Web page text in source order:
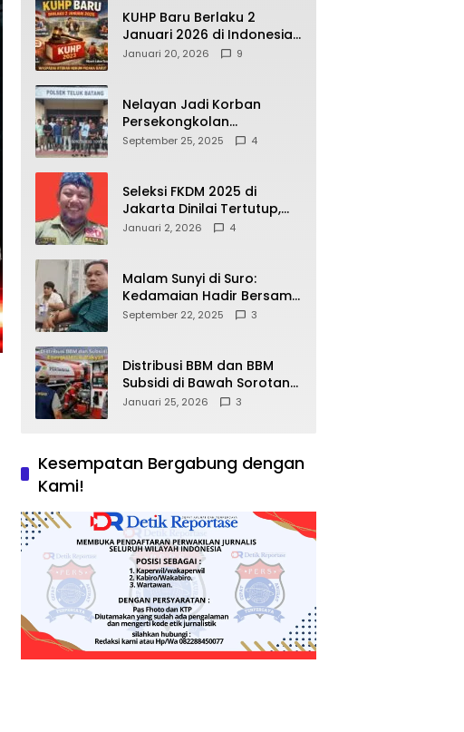
KUHP Baru Berlaku 2
Januari 2026 di Indonesia,
Apa Dampaknya bagi
Dipahami Publik
Januari 20, 2026 9
Nelayan Jadi Korban
Persekongkolan
Penyelewengan BBM
September 25, 2025 4
Seleksi FKDM 2025 di
Jakarta Dinilai Tertutup,
Transparansi
Januari 2, 2026 4
Malam Sunyi di Suro:
Kedamaian Hadir Bersama
Secangkir Kopi Hangat
September 22, 2025 3
Distribusi BBM dan BBM
Subsidi di Bawah Sorotan
Publik: Antara Kepentingan
Januari 25, 2026 3
Kesempatan Bergabung dengan
Kami!